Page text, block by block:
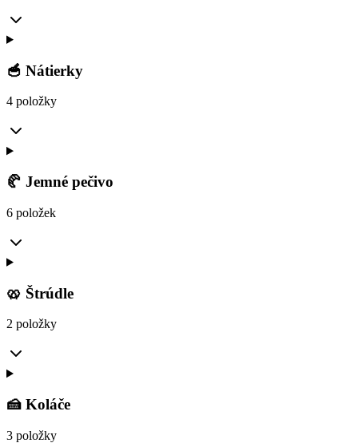
🥣 Nátierky
4 položky
🥐 Jemné pečivo
6 položek
🥨 Štrúdle
2 položky
🍰 Koláče
3 položky